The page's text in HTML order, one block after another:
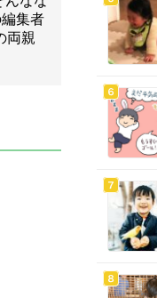
集者
両親